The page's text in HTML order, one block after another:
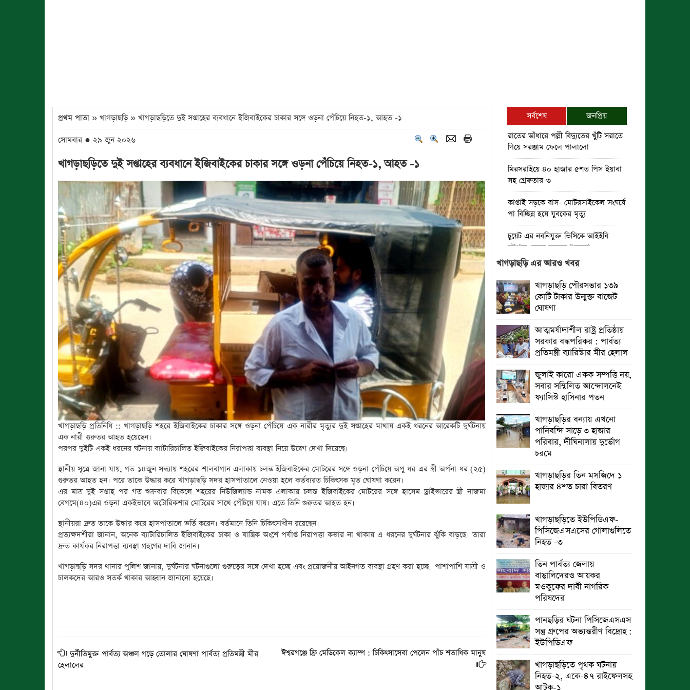
প্রথম পাতা » খাগড়াছড়ি » খাগড়াছড়িতে দুই সপ্তাহের ব্যবধানে ইজিবাইকের চাকার সঙ্গে ওড়না পেঁচিয়ে নিহত-১, আহত -১
সোমবার ● ২৯ জুন ২০২৬
খাগড়াছড়িতে দুই সপ্তাহের ব্যবধানে ইজিবাইকের চাকার সঙ্গে ওড়না পেঁচিয়ে নিহত-১, আহত -১
খাগড়াছড়ি প্রতিনিধি :: খাগড়াছড়ি শহরে ইজিবাইকের চাকার সঙ্গে ওড়না পেঁচিয়ে এক নারীর মৃত্যুর দুই সপ্তাহের মাথায় একই ধরনের আরেকটি দুর্ঘটনায়
এক নারী গুরুতর আহত হয়েছেন।
পরপর দুইটি একই ধরনের ঘটনায় ব্যাটারিচালিত ইজিবাইকের নিরাপত্তা ব্যবস্থা নিয়ে উদ্বেগ দেখা দিয়েছে।
স্থানীয় সূত্রে জানা যায়, গত ১৪জুন সন্ধ্যায় শহরের শালবাগান এলাকায় চলন্ত ইজিবাইকের মোটরের সঙ্গে ওড়না পেঁচিয়ে অপু ধর এর স্ত্রী অর্পনা ধর (২৫)
গুরুতর আহত হন। পরে তাকে উদ্ধার করে খাগড়াছড়ি সদর হাসপাতালে নেওয়া হলে কর্তব্যরত চিকিৎসক মৃত ঘোষণা করেন।
এর মাত্র দুই সপ্তাহ পর গত শুক্রবার বিকেলে শহরের নিউজিল্যান্ড নামক এলাকায় চলন্ত ইজিবাইকের মোটরের সঙ্গে হাসেম ড্রাইভারের স্ত্রী নাজমা
বেগমে(৪০)এর ওড়না একইভাবে অটোরিকশার মোটরের সাথে পেঁচিয়ে যায়। এতে তিনি গুরুতর আহত হন।
স্থানীয়রা দ্রুত তাকে উদ্ধার করে হাসপাতালে ভর্তি করেন। বর্তমানে তিনি চিকিৎসাধীন রয়েছেন।
প্রত্যক্ষদর্শীরা জানান, অনেক ব্যাটারিচালিত ইজিবাইকের চাকা ও যান্ত্রিক অংশে পর্যাপ্ত নিরাপত্তা কভার না থাকায় এ ধরনের দুর্ঘটনার ঝুঁকি বাড়ছে। তারা
দ্রুত কার্যকর নিরাপত্তা ব্যবস্থা গ্রহণের দাবি জানান।
খাগড়াছড়ি সদর থানার পুলিশ জানায়, দুর্ঘটনার ঘটনাগুলো গুরুত্বের সঙ্গে দেখা হচ্ছে এবং প্রয়োজনীয় আইনগত ব্যবস্থা গ্রহণ করা হচ্ছে। পাশাপাশি যাত্রী ও
চালকদের আরও সতর্ক থাকার আহ্বান জানানো হয়েছে।
দুর্নীতিমুক্ত পার্বত্য অঞ্চল গড়ে তোলার ঘোষণা পার্বত্য প্রতিমন্ত্রী মীর
হেলালের
ঈশ্বরগঞ্জে ফ্রি মেডিকেল ক্যাম্প : চিকিৎসাসেবা পেলেন পাঁচ শতাধিক মানুষ
সর্বশেষ
জনপ্রিয়
রাতের আঁধারে পল্লী বিদ্যুতের খুঁটি সরাতে
গিয়ে সরঞ্জাম ফেলে পালালো
মিরসরাইয়ে ৪০ হাজার ৫শত পিস ইয়াবা
সহ গ্রেফতার-৩
কাপ্তাই সড়কে বাস- মোটরসাইকেল সংঘর্ষে
পা বিচ্ছিন্ন হয়ে যুবকের মৃত্যু
চুয়েট এর নবনিযুক্ত ভিসিকে আইইবি
চট্টগ্রাম কেন্দ্রে ফুলেল শুভেচ্ছা
বৈষম্যহীন মানবিক রাষ্ট্র গঠন করে জুলাই
শহীদদের প্রতি শ্রদ্ধা জানাতে হবে :
জননেতা সাইফুল হক
তিন দিন পর ব্রহ্মপুত্র নদে নিখোঁজ
সাইফুলের মরদেহ গফরগাঁও থেকে উদ্ধার
ব্রহ্মপুত্র নদে নিখোঁজ কৃষকের সন্ধান
মেলেনি
রাঙ্গুনিয়ায় জুলাই গণঅভ্যুত্থান দিবস
পালিত
পার্বতীপুরে জুলাই গণঅভ্যুত্থান দিবস
পালন
আত্রাইয়ে যথাযোগ্য মর্যাদায় ‘জুলাই
গণঅভ্যুত্থান দিবস’ পালিত
খাগড়াছড়ি এর আরও খবর
খাগড়াছড়ি পৌরসভার ১৩৯
কোটি টাকার উন্মুক্ত বাজেট
ঘোষণা
আত্মমর্যাদাশীল রাষ্ট্র প্রতিষ্ঠায়
সরকার বদ্ধপরিকর : পার্বত্য
প্রতিমন্ত্রী ব্যারিস্টার মীর হেলাল
জুলাই কারো একক সম্পত্তি নয়,
সবার সম্মিলিত আন্দোলনেই
ফ্যাসিস্ট হাসিনার পতন
খাগড়াছড়ির বন্যায় এখনো
পানিবন্দি সাড়ে ৩ হাজার
পরিবার, দীঘিনালায় দুর্ভোগ
চরমে
খাগড়াছড়ির তিন মসজিদে ১
হাজার ৪শত চারা বিতরণ
খাগড়াছড়িতে ইউপিডিএফ-
পিসিজেএসএসের গোলাগুলিতে
নিহত -৩
তিন পার্বত্য জেলায়
বাঙালিদেরও আয়কর
মওকুফের দাবী নাগরিক
পরিষদের
পানছড়ির ঘটনা পিসিজেএসএস
সন্তু গ্রুপের অভ্যন্তরীণ বিদ্রোহ :
ইউপিডিএফ
খাগড়াছড়িতে পৃথক ঘটনায়
নিহত-২, একে-৪৭ রাইফেলসহ